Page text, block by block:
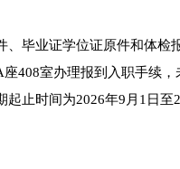
、毕业证学位证原件和体检
408室办理报到入职手续，
起止时间为2026年9月1日至